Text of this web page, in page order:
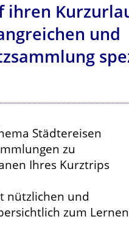
ihren
und
Städtereisen
zu
Ihres Kurztrips
nützlichen und
zum Lernen